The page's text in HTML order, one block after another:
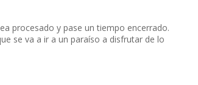
procesado y pase un tiempo encerrado.
se va a ir a un paraíso a disfrutar de lo